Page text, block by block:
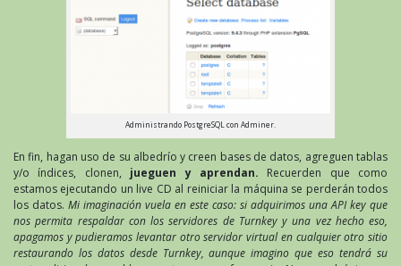
Administrando PostgreSQL con Adminer.
En fin, hagan uso de su albedrío y creen bases de datos, agreguen tablas
y/o índices, clonen, jueguen y aprendan. Recuerden que como
estamos ejecutando un live CD al reiniciar la máquina se perderán todos
los datos. Mi imaginación vuela en este caso: si adquirimos una API key que
nos permita respaldar con los servidores de Turnkey y una vez hecho eso,
apagamos y pudieramos levantar otro servidor virtual en cualquier otro sitio
restaurando los datos desde Turnkey, aunque imagino que eso tendrá su